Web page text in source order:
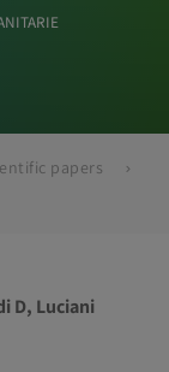
papers
D, Luciani